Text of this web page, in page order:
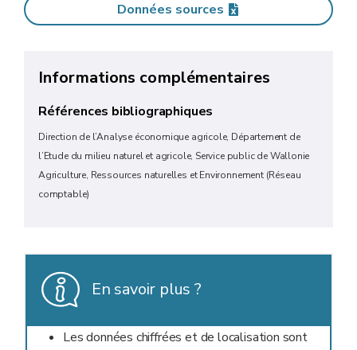
Données sources
Informations complémentaires
Références bibliographiques
Direction de l’Analyse économique agricole, Département de
l’Etude du milieu naturel et agricole, Service public de Wallonie
Agriculture, Ressources naturelles et Environnement (Réseau
comptable)
En savoir plus ?
Les données chiffrées et de localisation sont